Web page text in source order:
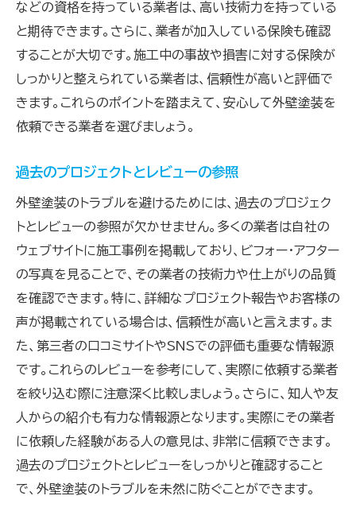
外壁塗装の施工中にコミュニケーションを取る重
要性
施工前の打合せの充実
施工中の定期ミーティング
疑問点や不安の早期相談
トラブル発生時の対応フローを確認
日報や週報で進捗を共有
施工後の点検とアフターフォローで外壁塗装トラ
ブルを回避
作業品質の確認と修正依頼
アフターサービスと保証期間
定期点検のスケジュール設定
トラブル発生時の保証内容を確認
長期的なメンテナンス計画の提案
評判や口コミから信頼できる外壁塗装業者を選ぶ
方法
オンラインレビューサイトの活用
などの資格を持っている業者は、高い技術力を持っている
と期待できます。さらに、業者が加入している保険も確認
することが大切です。施工中の事故や損害に対する保険が
しっかりと整えられている業者は、信頼性が高いと評価で
きます。これらのポイントを踏まえて、安心して外壁塗装を
依頼できる業者を選びましょう。
過去のプロジェクトとレビューの参照
外壁塗装のトラブルを避けるためには、過去のプロジェク
トとレビューの参照が欠かせません。多くの業者は自社の
ウェブサイトに施工事例を掲載しており、ビフォー・アフター
の写真を見ることで、その業者の技術力や仕上がりの品質
を確認できます。特に、詳細なプロジェクト報告やお客様の
声が掲載されている場合は、信頼性が高いと言えます。ま
た、第三者の口コミサイトやSNSでの評価も重要な情報源
です。これらのレビューを参考にして、実際に依頼する業者
を絞り込む際に注意深く比較しましょう。さらに、知人や友
人からの紹介も有力な情報源となります。実際にその業者
に依頼した経験がある人の意見は、非常に信頼できます。
過去のプロジェクトとレビューをしっかりと確認すること
で、外壁塗装のトラブルを未然に防ぐことができます。